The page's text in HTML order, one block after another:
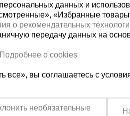
90 +7 (938)
Заказать звонок
Вс: выходной
данных и
«Избранные
о рекомендательных
передачу данных на
Подробнее о cookies
все», вы соглашаетесь с
необязательные